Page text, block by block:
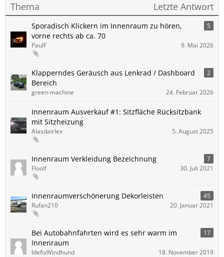
Thema Letzte Antwort
Sporadisch Klickern im Innenraum zu hören,
vorne rechts ab ca. 70
5
PaulF 9. Mai 2026
Klapperndes Geräusch aus Lenkrad / Dashboard
Bereich
2
green-machine 24. Februar 2026
Innenraum Ausverkauf #1: Sitzfläche Rücksitzbank
mit Sitzheizung
Alasdairlex 5. August 2025
Innenraum Verkleidung Bezeichnung
7
Floolf
30. Juli 2021
Innenraumverschönerung Dekorleisten
45
Rufan210
20. Januar 2021
Bei Autobahnfahrten wird es sehr warm im
Innenraum
17
IdefixWindhund 18. November 2019